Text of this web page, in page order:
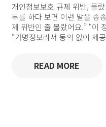
개인정보보호 규제 위반, 몰
무를 하다 보면 이런 말을 종
제 위반인 줄 몰랐어요.” “이
“가명정보라서 동의 없이 제
READ MORE